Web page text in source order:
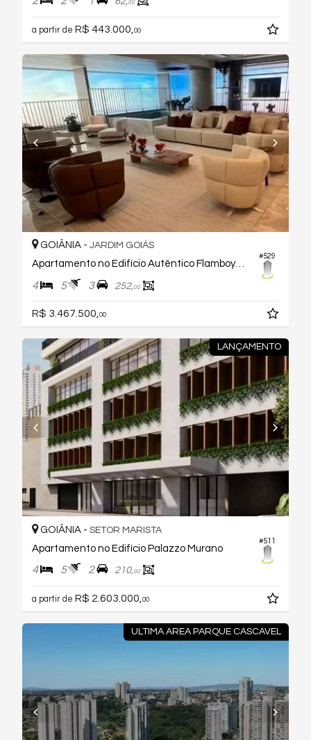
00
a partir de R$ 443.000, 00
#529
GOIÂNIA - JARDIM GOIÁS
Apartamento no Edifício Autêntico Flamboyant Residencial
4 5 3 252,00
R$ 3.467.500,00
LANÇAMENTO
#511
GOIÂNIA - SETOR MARISTA
Apartamento no Edifício Palazzo Murano
4 5 2 210,00
a partir de R$ 2.603.000, 00
ULTIMA AREA PARQUE CASCAVEL